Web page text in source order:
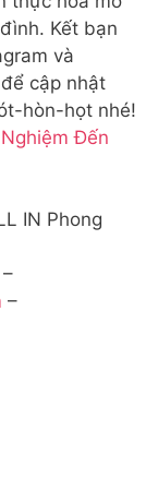
Kết bạn
và
để cập nhật
hòn-họt nhé!
Đến
IN Phong
–